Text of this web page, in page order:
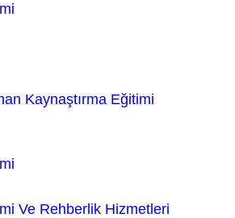
Kaynaştırma Eğitimi
Ve Rehberlik Hizmetleri